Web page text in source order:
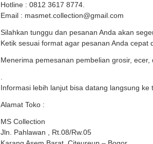
Hotline : 0812 3617 8774.
Email : masmet.collection@gmail.com
Silahkan tunggu dan pesanan Anda akan
Ketik sesuai format agar pesanan Anda cepat
Menerima pemesanan pembelian grosir, ecer,
Informasi lebih lanjut bisa datang langsung ke
Alamat Toko :
MS Collection
Jln. Pahlawan , Rt.08/Rw.05